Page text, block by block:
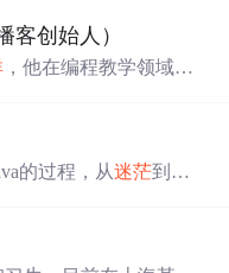
故事不仅是对个人努
开放性的呼唤。
客创始人）
，他在编程教学领域的
期间学习编程的经
激之情。
的过程，从迷茫到逐
心。